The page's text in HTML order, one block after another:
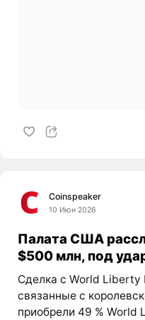
Coinspeaker
10 Июн 2026
Палата США
$500 млн, под
Сделка с World Liberty
связанные с
приобрели 49 % World